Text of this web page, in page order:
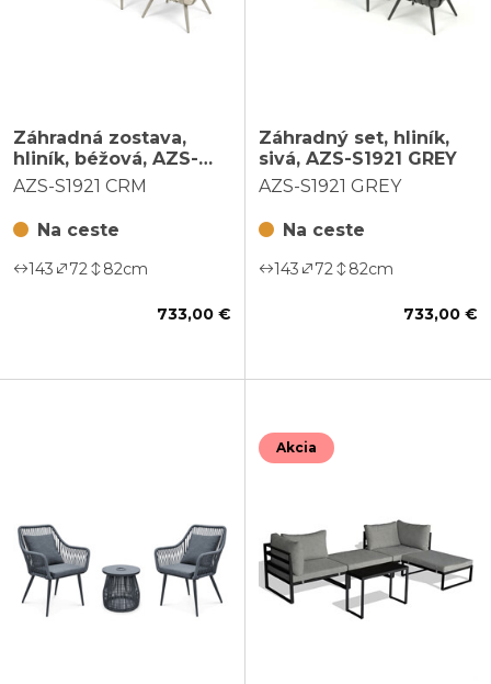
Záhradná zostava,
hliník, béžová, AZS-
S1921 CRM
AZS-S1921 CRM
Na ceste
143 72 82cm
733,00 €
Záhradný set, hliník,
sivá, AZS-S1921 GREY
AZS-S1921 GREY
Na ceste
143 72 82cm
733,00 €
Akcia